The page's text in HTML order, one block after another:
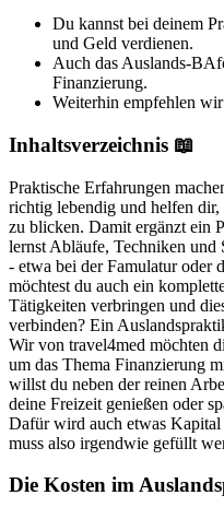
Du kannst bei deinem
und Geld verdienen.
Auch das Auslands-
Finanzierung.
Weiterhin empfehlen
Inhaltsverzeichnis 📖
Praktische Erfahrungen
richtig lebendig und helfen
zu blicken. Damit ergänzt ein
lernst Abläufe, Techniken
- etwa bei der Famulatur oder
möchtest du auch ein
Tätigkeiten verbringen und
verbinden? Ein
Wir von travel4med möchten
um das Thema Finanzierung
willst du neben der reinen
deine Freizeit genießen oder
Dafür wird auch etwas Kapital
muss also irgendwie gefüllt
Die Kosten im